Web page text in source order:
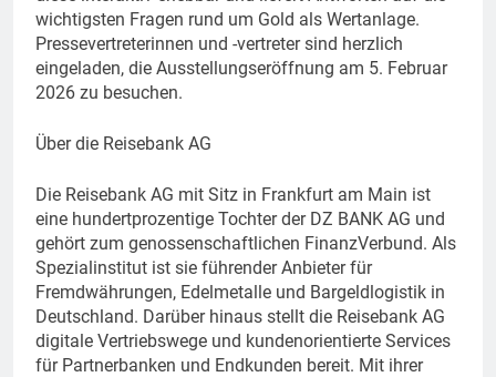
wichtigsten Fragen rund um Gold als Wertanlage.
Pressevertreterinnen und -vertreter sind herzlich
eingeladen, die Ausstellungseröffnung am 5. Februar
2026 zu besuchen.
Über die Reisebank AG
Die Reisebank AG mit Sitz in Frankfurt am Main ist
eine hundertprozentige Tochter der DZ BANK AG und
gehört zum genossenschaftlichen FinanzVerbund. Als
Spezialinstitut ist sie führender Anbieter für
Fremdwährungen, Edelmetalle und Bargeldlogistik in
Deutschland. Darüber hinaus stellt die Reisebank AG
digitale Vertriebswege und kundenorientierte Services
für Partnerbanken und Endkunden bereit. Mit ihrer